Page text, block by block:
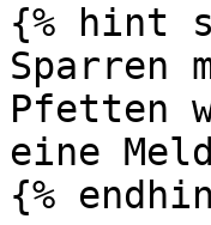
{% hint
Sparren
Pfetten
eine
{%